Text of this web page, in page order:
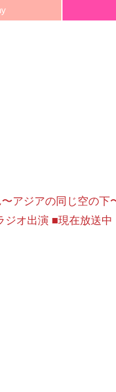
アジアの同じ空の下
ジオ出演 ■現在放送中